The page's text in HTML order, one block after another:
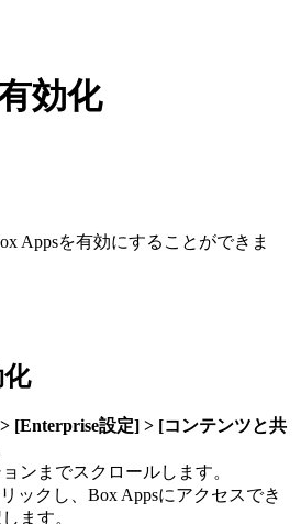
効化
Appsを有効にすることができま
[Enterprise設定] > [コンテンツと共
ンまでスクロールします。
ックし、Box Appsにアクセスでき
ます。